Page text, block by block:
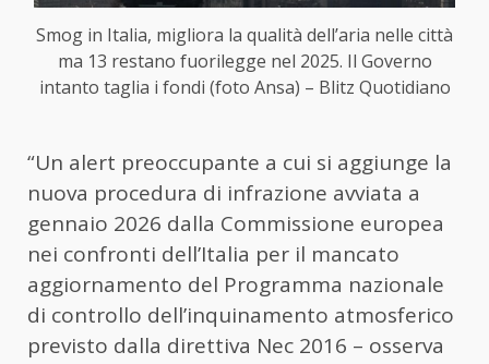
Smog in Italia, migliora la qualità dell’aria nelle città
ma 13 restano fuorilegge nel 2025. Il Governo
intanto taglia i fondi (foto Ansa) – Blitz Quotidiano
“Un alert preoccupante a cui si aggiunge la
nuova procedura di infrazione avviata a
gennaio 2026 dalla Commissione europea
nei confronti dell’Italia per il mancato
aggiornamento del Programma nazionale
di controllo dell’inquinamento atmosferico
previsto dalla direttiva Nec 2016 – osserva